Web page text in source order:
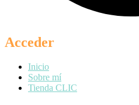
Acceder
Inicio
Sobre mí
Tienda CLIC